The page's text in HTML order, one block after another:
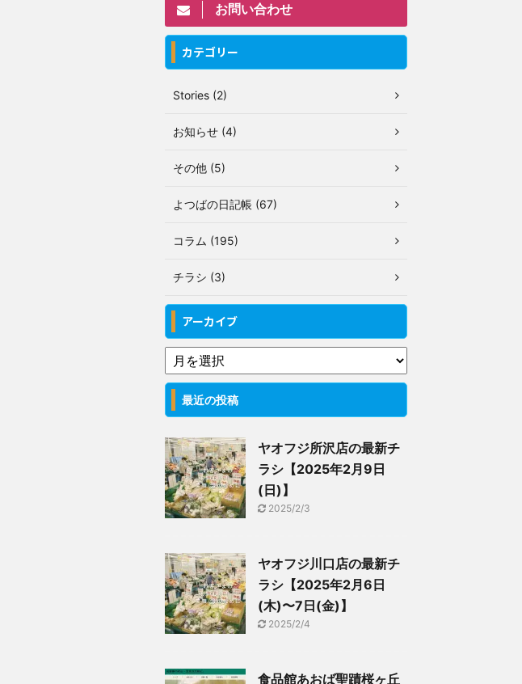
お問い合わせ
カテゴリー
Stories (2)
お知らせ (4)
その他 (5)
よつばの日記帳 (67)
コラム (195)
チラシ (3)
アーカイブ
最近の投稿
ヤオフジ所沢店の最新チ
ラシ【2025年2月9日
(日)】
2025/2/3
ヤオフジ川口店の最新チ
ラシ【2025年2月6日
(木)〜7日(金)】
2025/2/4
食品館あおば聖蹟桜ヶ丘